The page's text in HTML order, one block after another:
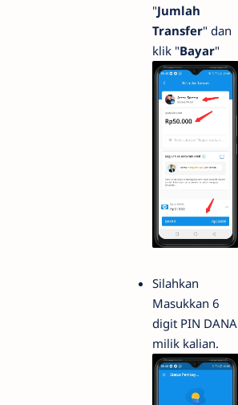
"Jumlah
Transfer" dan
klik "Bayar"
Silahkan
Masukkan 6
digit PIN DANA
milik kalian.